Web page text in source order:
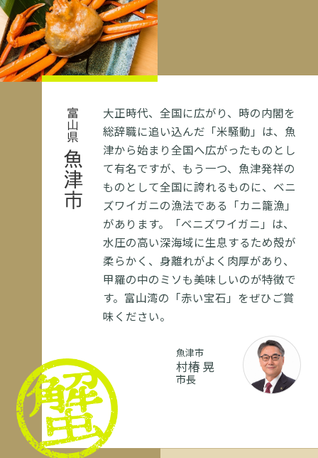
富山県
魚津市
大正時代、全国に広がり、時の内閣を
総辞職に追い込んだ「米騒動」は、魚
津から始まり全国へ広がったものとし
て有名ですが、もう一つ、魚津発祥の
ものとして全国に誇れるものに、ベニ
ズワイガニの漁法である「カニ籠漁」
があります。「ベニズワイガニ」は、
水圧の高い深海域に生息するため殻が
柔らかく、身離れがよく肉厚があり、
甲羅の中のミソも美味しいのが特徴で
す。富山湾の「赤い宝石」をぜひご賞
味ください。
魚津市
村椿 晃
市長